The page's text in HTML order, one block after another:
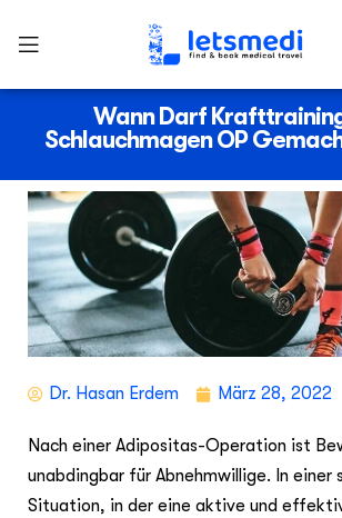
Wann Darf
Schlauchmagen OP
Dr. Hasan Erdem März 28, 2022
Nach einer Adipositas-Operation ist
unabdingbar für Abnehmwillige. In einer
Situation, in der eine aktive und